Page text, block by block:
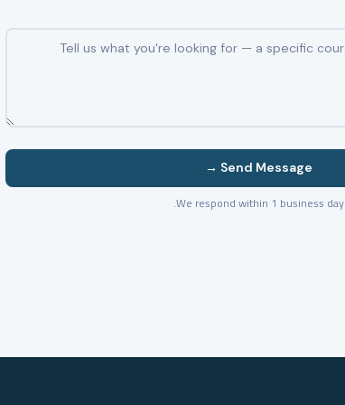
Send Message →
We respond within 1 business day.